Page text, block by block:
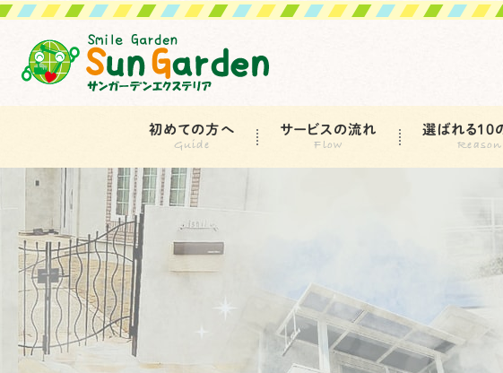
初めての方へ サービスの流れ 選ばれる10